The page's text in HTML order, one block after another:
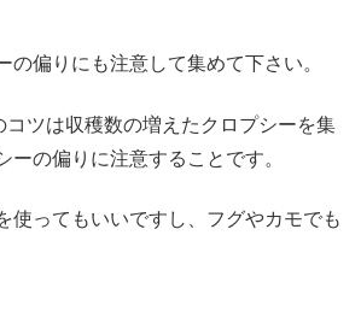
の偏りにも注意して集めて下さい。
コツは収穫数の増えたクロプシーを集
ーの偏りに注意することです。
使ってもいいですし、フグやカモでも